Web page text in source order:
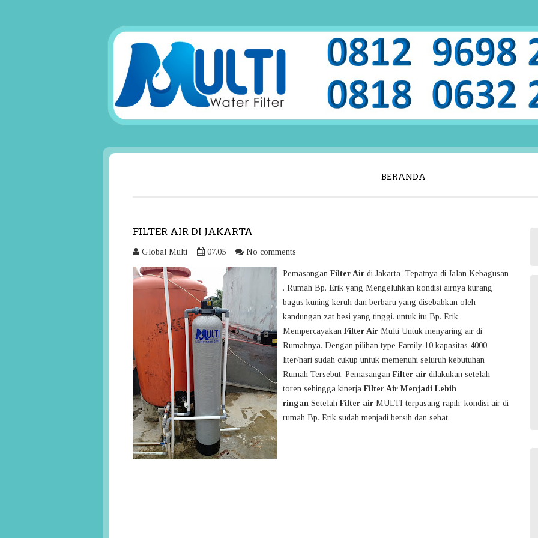
BERANDA
FILTER AIR DI JAKARTA
Global Multi 07.05 No comments
PemasanganFilter Air di Jakarta Tepatnya di Jalan Kebagusan
. Rumah Bp. Erik yang Mengeluhkan kondisi airnya kurang
bagus kuning keruh dan berbaru yang disebabkan oleh
kandungan zat besi yang tinggi. untuk itu Bp. Erik
MempercayakanFilter AirMulti Untuk menyaring air di
Rumahnya. Dengan pilihan type Family 10 kapasitas 4000
liter/hari sudah cukup untuk memenuhi seluruh kebutuhan
Rumah Tersebut. PemasanganFilter airdilakukan setelah
toren sehingga kinerjaFilter Air Menjadi Lebih
ringanSetelahFilter air MULTI terpasang rapih, kondisi air di
rumah Bp. Erik sudah menjadi bersih dan sehat.